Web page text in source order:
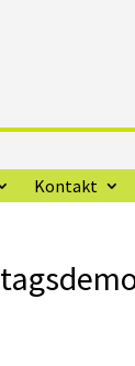
Kontakt